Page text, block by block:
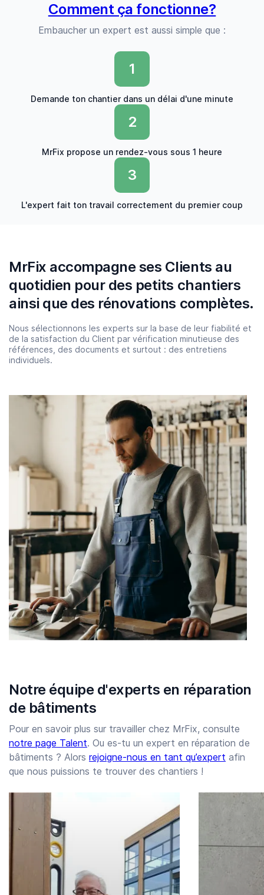
Comment ça fonctionne?
Embaucher un expert est aussi simple que :
1
Demande ton chantier dans un délai d'une minute
2
MrFix propose un rendez-vous sous 1 heure
3
L'expert fait ton travail correctement du premier coup
MrFix accompagne ses Clients au
quotidien pour des petits chantiers
ainsi que des rénovations complètes.
Nous sélectionnons les experts sur la base de leur fiabilité et
de la satisfaction du Client par vérification minutieuse des
références, des documents et surtout : des entretiens
individuels.
Notre équipe d'experts en réparation
de bâtiments
Pour en savoir plus sur travailler chez MrFix, consulte
notre page Talent. Ou es-tu un expert en réparation de
bâtiments ? Alors rejoigne-nous en tant qu’expert afin
que nous puissions te trouver des chantiers !